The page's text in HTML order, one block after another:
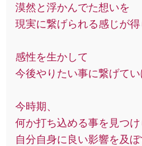
漠然と浮かんでた想いを
現実に繋げられる感じが
感性を生かして
今後やりたい事に繋げて
今時期、
何か打ち込める事を見つけ
自分自身に良い影響を及ぼ